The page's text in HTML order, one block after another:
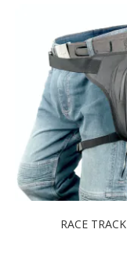
RACE TRACK